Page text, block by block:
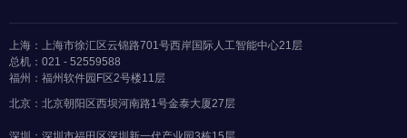
上海：上海市徐汇区云锦路701号西岸国际人工智能中心21层
总机：021 - 52559588
福州：福州软件园F区2号楼11层
北京：北京朝阳区西坝河南路1号金泰大厦27层